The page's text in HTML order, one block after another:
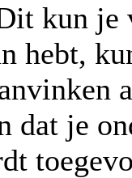
kun
hebt,
dat je